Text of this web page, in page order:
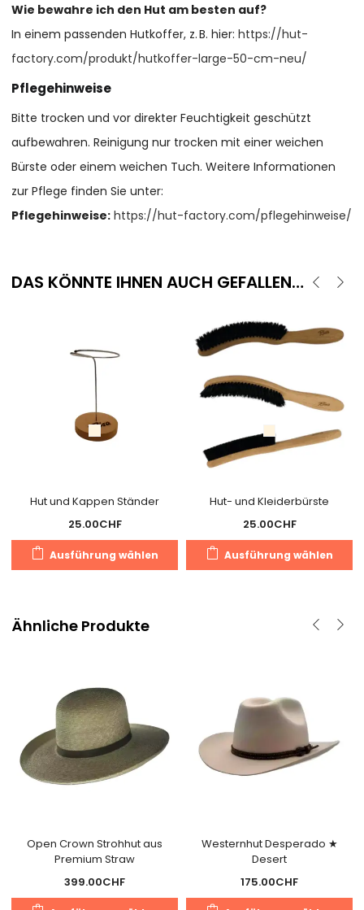
Wie bewahre ich den Hut am besten auf?
In einem passenden Hutkoffer, z. B. hier:https://hut-
factory.com/produkt/hutkoffer-large-50-cm-neu/
Pflegehinweise
Bitte trocken und vor direkter Feuchtigkeit geschützt
aufbewahren. Reinigung nur trocken mit einer weichen
Bürste oder einem weichen Tuch. Weitere Informationen
zur Pflege finden Sie unter:
Pflegehinweise: https://hut-factory.com/pflegehinweise/
DAS KÖNNTE IHNEN AUCH GEFALLEN…
Hut und Kappen Ständer
25.00CHF
Ausführung wählen
Dieses
Produkt
Produktseite
gewählt
Hut- und Kleiderbürste
25.00CHF
Ausführung wählen
Ähnliche Produkte
Open Crown Strohhut aus
Premium Straw
399.00CHF
Dieses
Westernhut Desperado ★
Desert
175.00CHF